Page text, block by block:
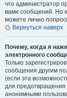
что администратор
вами сообщений. Но
можете лично
Вернуться наверх
Почему, когда я
электронного
Только
сообщения другим
(если эта
для предотвращения
анонимными